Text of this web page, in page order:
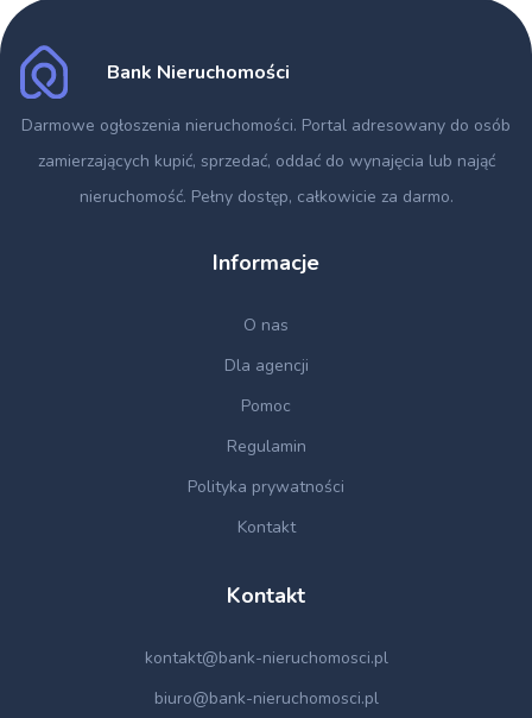
Bank Nieruchomości
Darmowe ogłoszenia nieruchomości. Portal adresowany do osób
zamierzających kupić, sprzedać, oddać do wynajęcia lub nająć
nieruchomość. Pełny dostęp, całkowicie za darmo.
Informacje
O nas
Dla agencji
Pomoc
Regulamin
Polityka prywatności
Kontakt
Kontakt
kontakt@bank-nieruchomosci.pl
biuro@bank-nieruchomosci.pl